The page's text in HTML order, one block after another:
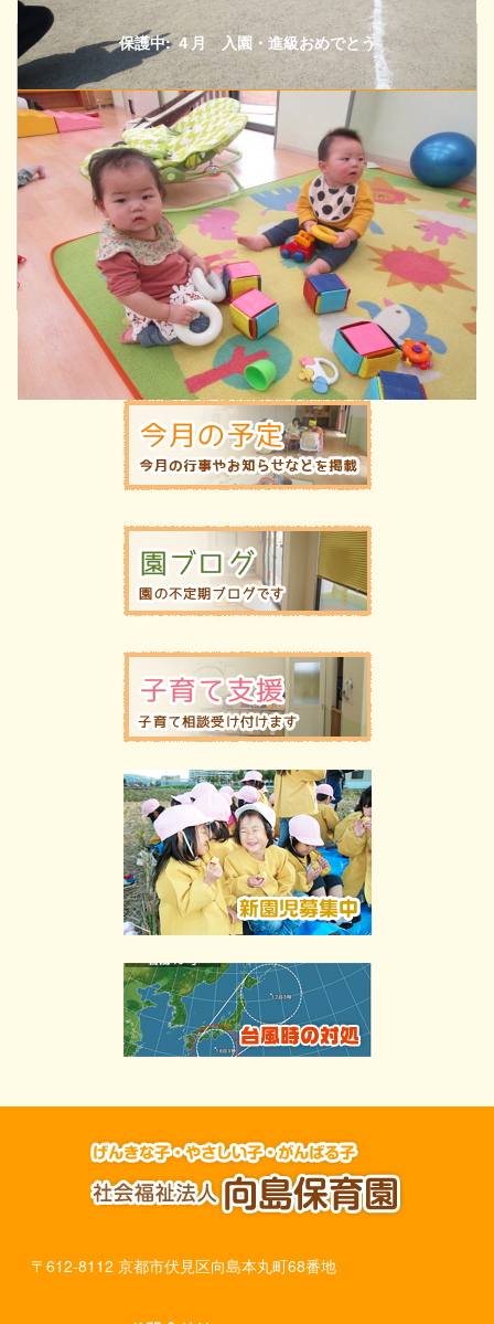
保護中: ４月 入園・進級おめでとう
〒612-8112 京都市伏見区向島本丸町68番地